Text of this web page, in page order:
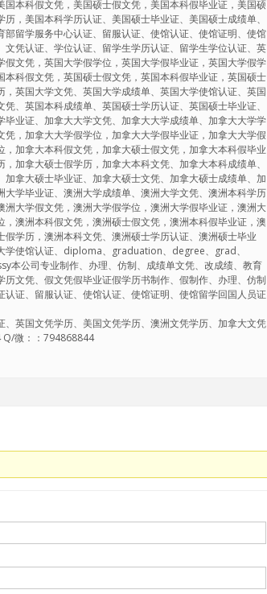
本科假文凭，美国硕士假文凭，美国本科假毕业证，美国硕
，美国本科学历认证、美国硕士毕业证、美国硕士成绩单、
留学服务中心认证、留服认证、使馆认证、使馆证明、使馆
凭认证、学位认证、留学生学历认证、留学生学位认证、英
文凭，英国大学假学位，英国大学假毕业证，英国大学假学
科假文凭，英国硕士假文凭，英国本科假毕业证，英国硕士
英国大学文凭、英国大学成绩单、英国大学使馆认证、英国
、英国本科成绩单、英国硕士学历认证、英国硕士毕业证、
业证、加拿大大学文凭、加拿大大学成绩单、加拿大大学学
，加拿大大学假学位，加拿大大学假毕业证，加拿大大学假
加拿大本科假文凭，加拿大硕士假文凭，加拿大本科假毕业
加拿大硕士假学历，加拿大本科文凭、加拿大本科成绩单、
拿大硕士毕业证、加拿大硕士文凭、加拿大硕士成绩单、加
学毕业证、澳洲大学成绩单、澳洲大学文凭、澳洲本科学历
大学假文凭，澳洲大学假学位，澳洲大学假毕业证，澳洲大
澳洲本科假文凭，澳洲硕士假文凭，澳洲本科假毕业证，澳
学历，澳洲本科文凭、澳洲硕士学历认证、澳洲硕士毕业
学使馆认证、diploma、graduation、degree、grad、
公司专业制作、办理、仿制、成绩单文凭、改成绩、教育
文凭、假文凭假毕业证假学历书制作、假制作、办理、仿制
证、留服认证、使馆认证、使馆证明、使馆留学回国人员证
英国文凭学历、美国文凭学历、澳洲文凭学历、加拿大文凭
Q/微：：794868844